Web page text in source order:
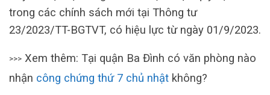
trong các chính sách mới tại Thông tư
23/2023/TT-BGTVT, có hiệu lực từ ngày 01/9/2023.
>>> Xem thêm: Tại quận Ba Đình có văn phòng nào
nhận công chứng thứ 7 chủ nhật không?